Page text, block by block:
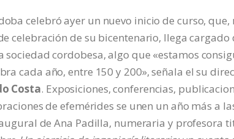
celebró ayer un nuevo inicio de curso,
celebración de su bicentenario, llega cargado
sociedad cordobesa, algo que «estamos
cada año, entre 150 y 200», señala el su
Costa. Exposiciones, conferencias,
de efemérides se unen un año más a
de Ana Padilla, numeraria y profesora